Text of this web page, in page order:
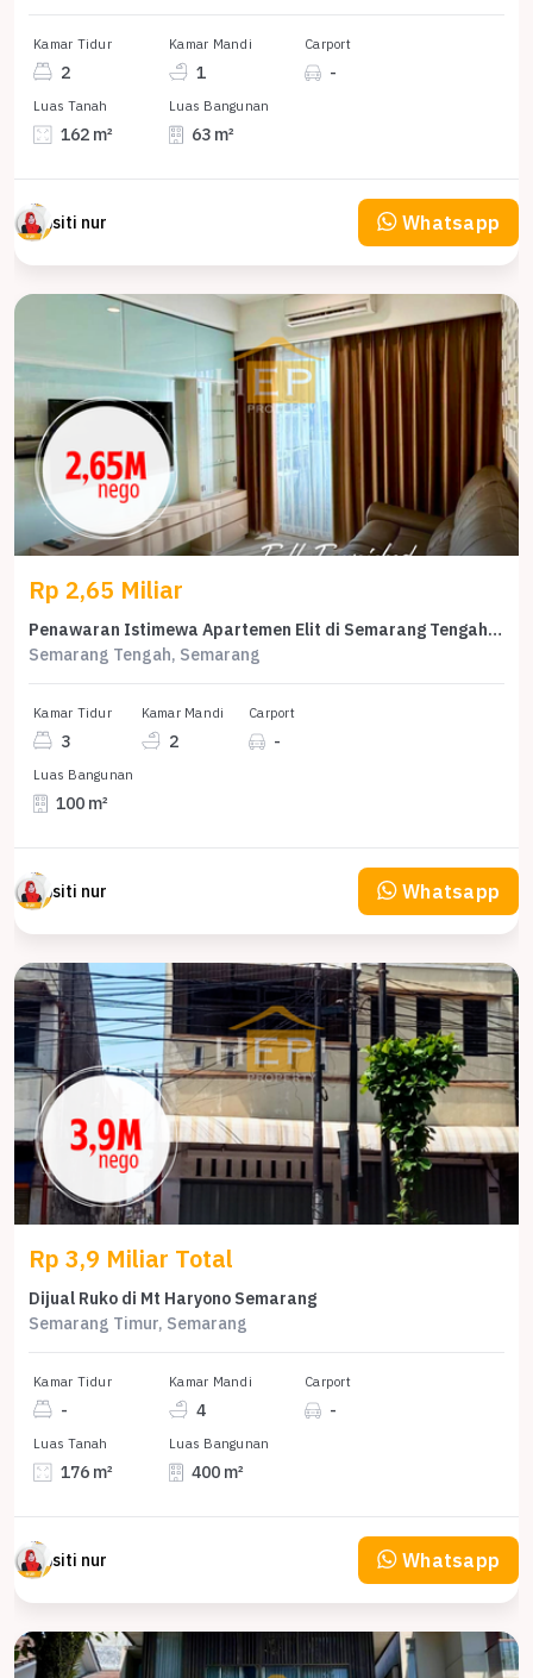
Kamar Tidur
2
Kamar Mandi
1
Carport
-
Luas Tanah
162 m²
Luas Bangunan
63 m²
siti nur Whatsapp
Rp 2,65 Miliar
Penawaran Istimewa Apartemen Elit di Semarang Tengah, Semarang, Harga Premium
Semarang Tengah, Semarang
Kamar Tidur
3
Kamar Mandi
2
Carport
-
Luas Bangunan
100 m²
siti nur Whatsapp
Rp 3,9 Miliar Total
Dijual Ruko di Mt Haryono Semarang
Semarang Timur, Semarang
Kamar Tidur
-
Kamar Mandi
4
Carport
-
Luas Tanah
176 m²
Luas Bangunan
400 m²
siti nur Whatsapp